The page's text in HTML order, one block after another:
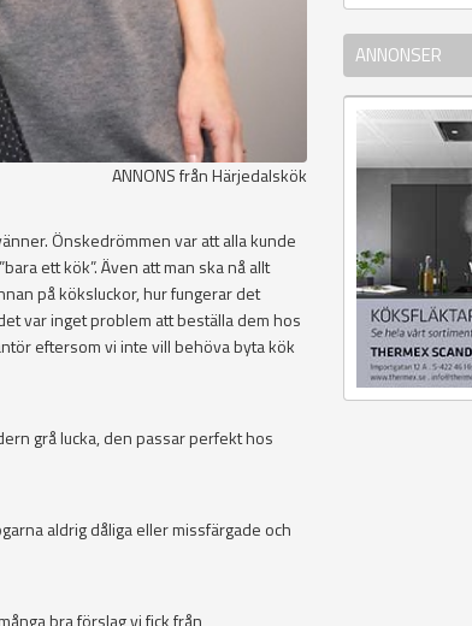
ANNONS från Härjedalskök
Önskedrömmen var att alla kunde
ett kök”. Även att man ska nå allt
på köksluckor, hur fungerar det
var inget problem att beställa dem hos
eftersom vi inte vill behöva byta kök
grå lucka, den passar perfekt hos
aldrig dåliga eller missfärgade och
bra förslag vi fick från
ANNONSER